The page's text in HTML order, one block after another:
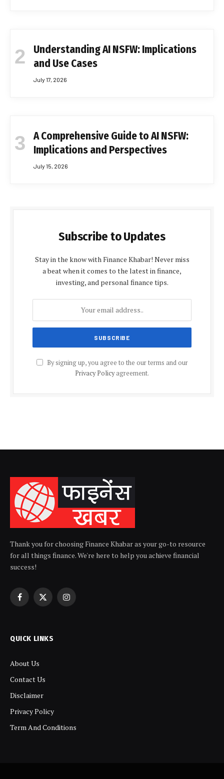
Understanding AI NSFW: Implications
and Use Cases
July 17, 2026
A Comprehensive Guide to AI NSFW:
Implications and Perspectives
July 15, 2026
Subscribe to Updates
Stay in the know with Finance Khabar! Never miss
a beat when it comes to the latest in finance,
investing, and personal finance tips.
By signing up, you agree to the our terms and our
Privacy Policyagreement.
Thank you for choosing Finance Khabar as your go-to resource
for all things finance. We're here to help you achieve financial
success!
Facebook
X
Instagram
QUICK LINKS
About Us
Contact Us
Disclaimer
Privacy Policy
Term And Conditions